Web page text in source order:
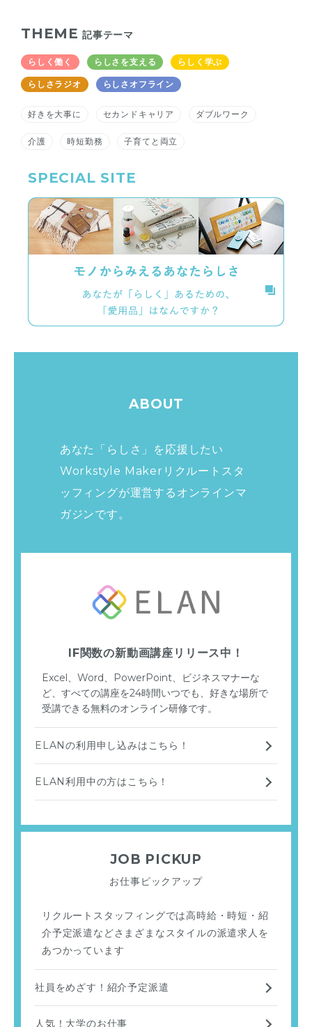
THEME 記事テーマ
らしく働く らしさを支える らしく学ぶ
らしさラジオ らしさオフライン
好きを大事に セカンドキャリア ダブルワーク
介護 時短勤務 子育てと両立
SPECIAL SITE
ABOUT
あなた「らしさ」を応援したい
Workstyle Makerリクルートスタ
ッフィングが運営する オンラインマ
ガジンです。
IF関数の新動画講座リリース中！
Excel、Word、PowerPoint、ビジネスマナーな
ど、すべての講座を24時間いつでも、好きな場所で
受講できる無料のオンライン研修です。
ELANの利用申し込みはこちら！
ELAN利用中の方はこちら！
JOB PICKUP
お仕事ピックアップ
リクルートスタッフィングでは高時給・時短・紹
介予定派遣などさまざまなスタイルの派遣求人を
あつかっています
社員をめざす！紹介予定派遣
人気！大学のお仕事